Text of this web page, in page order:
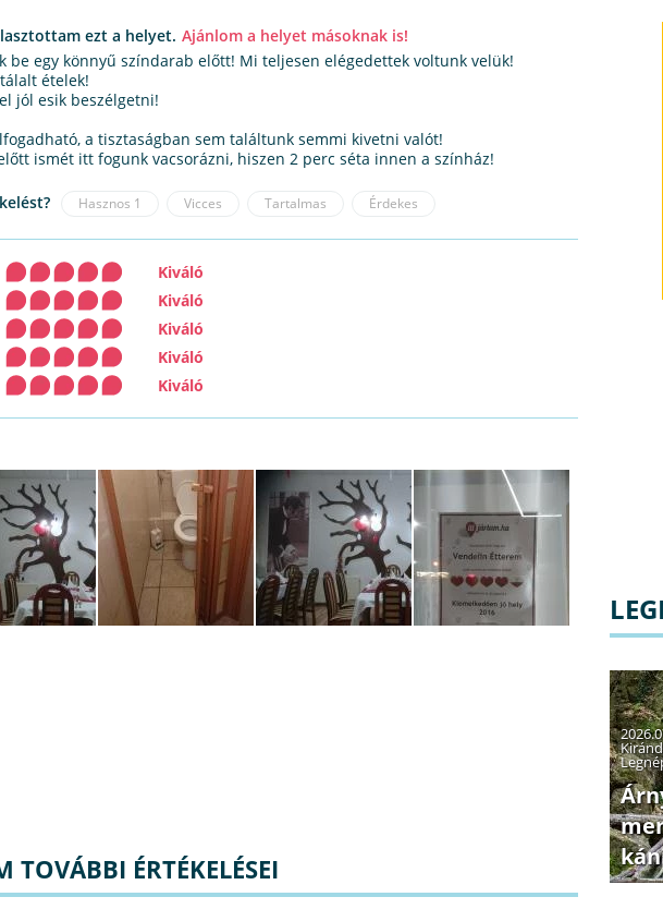
ezt a helyet. Ajánlom a helyet másoknak is!
be egy könnyű színdarab előtt! Mi teljesen elégedettek voltunk velük!
ételek!
jól esik beszélgetni!
a tisztaságban sem találtunk semmi kivetni valót!
ismét itt fogunk vacsorázni, hiszen 2 perc séta innen a színház!
Hasznos 1 Vicces Tartalmas Érdekes
Kiváló
Kiváló
Kiváló
Kiváló
Kiváló
TOVÁBBI ÉRTÉKELÉSEI